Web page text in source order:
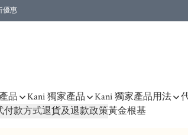
優惠
品 Kani 獨家產品 Kani 獨家產品用法
付款方式退貨及退款政策黃金根基